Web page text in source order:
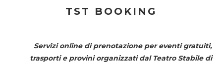
TST BOOKING
Servizi online di prenotazione per eventi gratuiti,
trasporti e provini organizzati dal Teatro Stabile di